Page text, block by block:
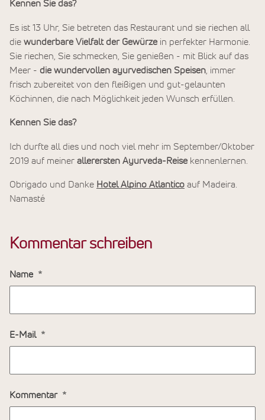
Kennen Sie das?
Es ist 13 Uhr, Sie betreten das Restaurant und sie riechen all
die wunderbare Vielfalt der Gewürze in perfekter Harmonie.
Sie riechen, Sie schmecken, Sie genießen - mit Blick auf das
Meer - die wundervollen ayurvedischen Speisen , immer
frisch zubereitet von den fleißigen und gut-gelaunten
Köchinnen, die nach Möglichkeit jeden Wunsch erfüllen.
Kennen Sie das?
Ich durfte all dies und noch viel mehr im September/Oktober
2019 auf meiner allerersten Ayurveda-Reise kennenlernen.
Obrigado und Danke Hotel Alpino Atlantico auf Madeira.
Namasté
Kommentar schreiben
Name
E-Mail
Kommentar